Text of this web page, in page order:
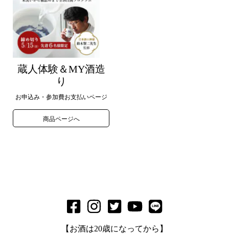
蔵人体験＆MY酒造
り
お申込み・参加費お支払いページ
商品ページへ
【お酒は20歳になってから】